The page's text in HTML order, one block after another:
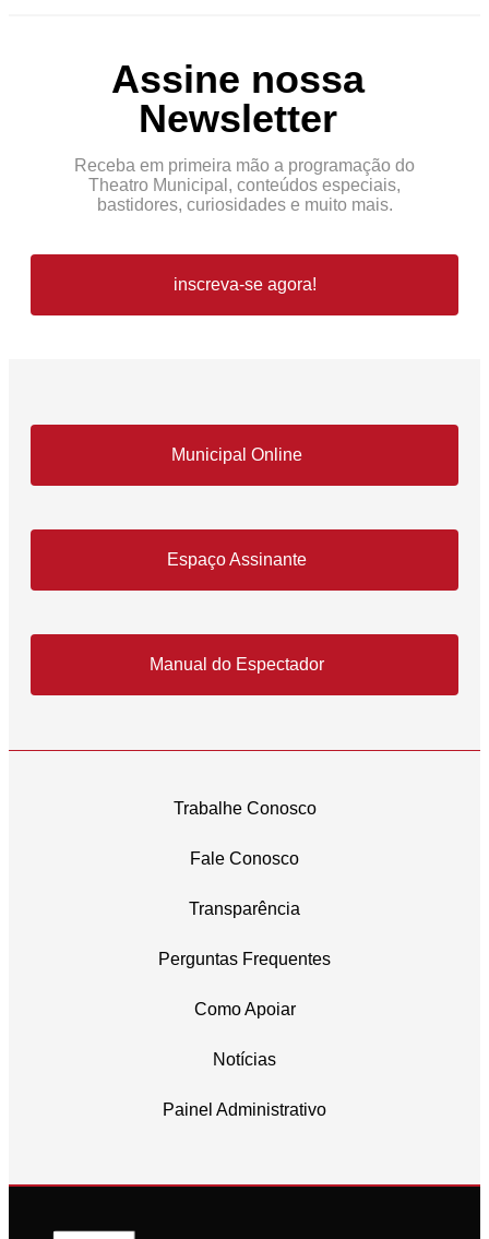
Assine nossa
Newsletter
Receba em primeira mão a programação do
Theatro Municipal, conteúdos especiais,
bastidores, curiosidades e muito mais.
inscreva-se agora!
Municipal Online
Espaço Assinante
Manual do Espectador
Trabalhe Conosco
Fale Conosco
Transparência
Perguntas Frequentes
Como Apoiar
Notícias
Painel Administrativo